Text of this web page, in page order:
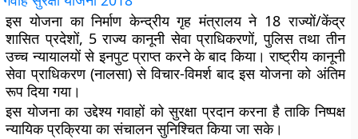
इस योजना का निर्माण केन्द्रीय गृह मंत्रालय ने 18 राज्यों/केंद्र
शासित प्रदेशों, 5 राज्य कानूनी सेवा प्राधिकरणों, पुलिस तथा तीन
उच्च न्यायालयों से इनपुट प्राप्त करने के बाद किया। राष्ट्रीय कानूनी
सेवा प्राधिकरण (नालसा) से विचार-विमर्श बाद इस योजना को अंतिम
रूप दिया गया।
इस योजना का उद्देश्य गवाहों को सुरक्षा प्रदान करना है ताकि निष्पक्ष
न्यायिक प्रक्रिया का संचालन सुनिश्चित किया जा सके।